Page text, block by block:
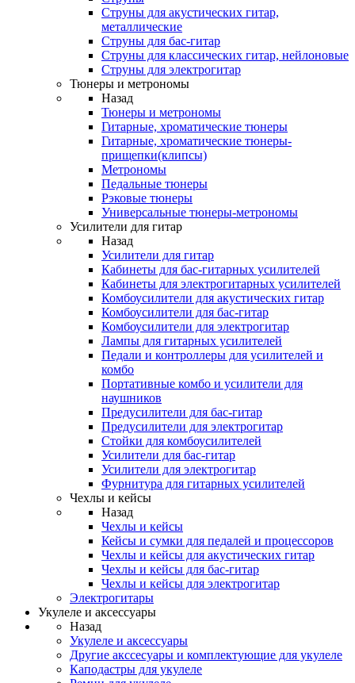
Струны для акустических гитар,
металлические
Струны для бас-гитар
Струны для классических гитар, нейлоновые
Струны для электрогитар
Тюнеры и метрономы
Назад
Тюнеры и метрономы
Гитарные, хроматические тюнеры
Гитарные, хроматические тюнеры-
прищепки(клипсы)
Метрономы
Педальные тюнеры
Рэковые тюнеры
Универсальные тюнеры-метрономы
Усилители для гитар
Назад
Усилители для гитар
Кабинеты для бас-гитарных усилителей
Кабинеты для электрогитарных усилителей
Комбоусилители для акустических гитар
Комбоусилители для бас-гитар
Комбоусилители для электрогитар
Лампы для гитарных усилителей
Педали и контроллеры для усилителей и
комбо
Портативные комбо и усилители для
наушников
Предусилители для бас-гитар
Предусилители для электрогитар
Стойки для комбоусилителей
Усилители для бас-гитар
Усилители для электрогитар
Фурнитура для гитарных усилителей
Чехлы и кейсы
Назад
Чехлы и кейсы
Кейсы и сумки для педалей и процессоров
Чехлы и кейсы для акустических гитар
Чехлы и кейсы для бас-гитар
Чехлы и кейсы для электрогитар
Электрогитары
Укулеле и аксессуары
Назад
Укулеле и аксессуары
Другие акссесуары и комплектующие для укулеле
Каподастры для укулеле